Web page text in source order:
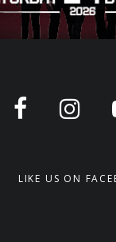
LIKE US ON